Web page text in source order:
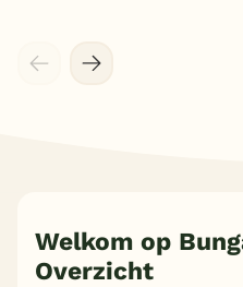
Welkom op
Overzicht